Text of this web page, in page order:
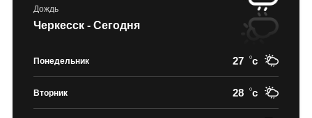
Дождь
Черкесск - Сегодня
Понедельник 27 c
Вторник 28 c